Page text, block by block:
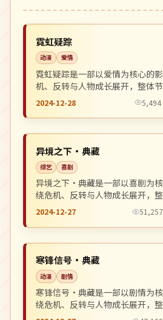
英国
独播
霓虹疑踪
动漫 爱情
霓虹疑踪是一部以爱情为核心的
机、反转与人物成长展开，整体
观看。
2024-12-28 5,494
英国
异境之下·典藏
综艺 喜剧
异境之下·典藏是一部以喜剧为
绕危机、反转与人物成长展开，
推荐观看。
2024-12-27 51,257
中国
寒锋信号·典藏
动漫 剧情
寒锋信号·典藏是一部以剧情为
绕危机、反转与人物成长展开，
推荐观看。